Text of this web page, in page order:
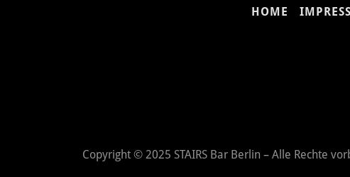
HOME
Copyright © 2025 STAIRS Bar Berlin – Alle Rechte